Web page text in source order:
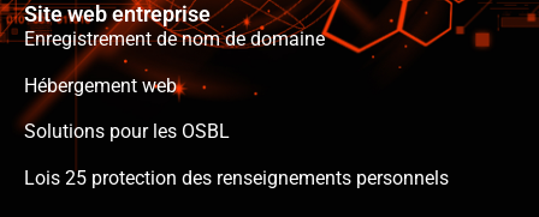
Site web entreprise
Enregistrement de nom de domaine
Hébergement web
Solutions pour les OSBL
Lois 25 protection des renseignements personnels